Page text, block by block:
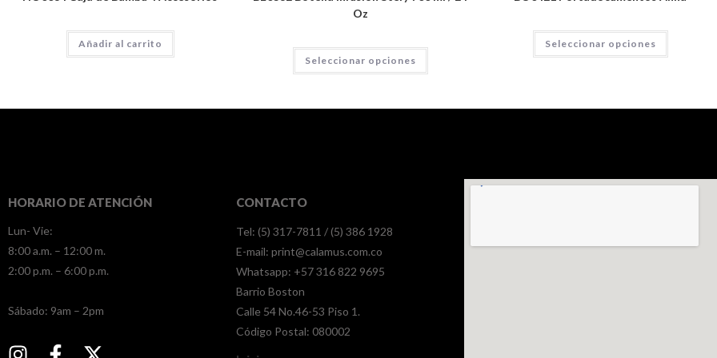
Añadir al carrito
Oz
Seleccionar opciones
Seleccionar opciones
HORARIO DE ATENCIÓN
Lun- Vie:
8:00 a.m. – 12:00 m.
2:00 p.m. – 6:00 p.m.
​​Sábado: 9am – 2pm
CONTACTO
Tel: (5) 317-7811 / (5) 386 1928
E-mail: print@calamus.com.co
Whatsapp: +57 316 822 9695
Barrio Boston
Calle 54 No.46-53 Piso 1.
Código Postal: 080002